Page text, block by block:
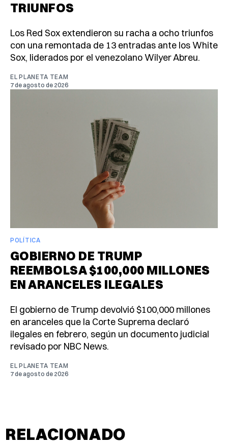
TRIUNFOS
Los Red Sox extendieron su racha a ocho triunfos
con una remontada de 13 entradas ante los White
Sox, liderados por el venezolano Wilyer Abreu.
EL PLANETA TEAM
7 de agosto de 2026
POLÍTICA
GOBIERNO DE TRUMP
REEMBOLSA $100,000 MILLONES
EN ARANCELES ILEGALES
El gobierno de Trump devolvió $100,000 millones
en aranceles que la Corte Suprema declaró
ilegales en febrero, según un documento judicial
revisado por NBC News.
EL PLANETA TEAM
7 de agosto de 2026
RELACIONADO